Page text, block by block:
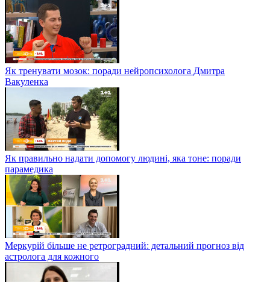
Як тренувати мозок: поради нейропсихолога Дмитра
Вакуленка
Як правильно надати допомогу людині, яка тоне: поради
парамедика
Меркурій більше не ретроградний: детальний прогноз від
астролога для кожного